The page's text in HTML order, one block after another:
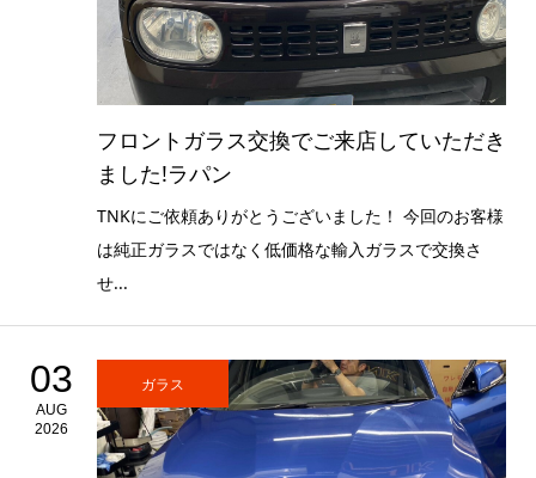
フロントガラス交換でご来店していただき
ました!ラパン
TNKにご依頼ありがとうございました！ 今回のお客様
は純正ガラスではなく低価格な輸入ガラスで交換さ
せ...
03
AUG
2026
ガラス